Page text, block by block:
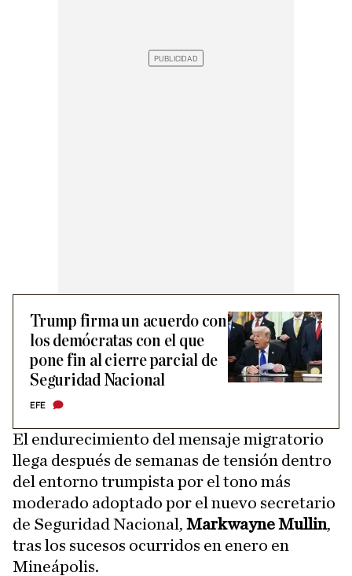
Trump firma un acuerdo con
los demócratas con el que
pone fin al cierre parcial de
Seguridad Nacional
EFE
El endurecimiento del mensaje migratorio
llega después de semanas de tensión dentro
del entorno trumpista por el tono más
moderado adoptado por el nuevo secretario
de Seguridad Nacional, Markwayne Mullin,
tras los sucesos ocurridos en enero en
Mineápolis.